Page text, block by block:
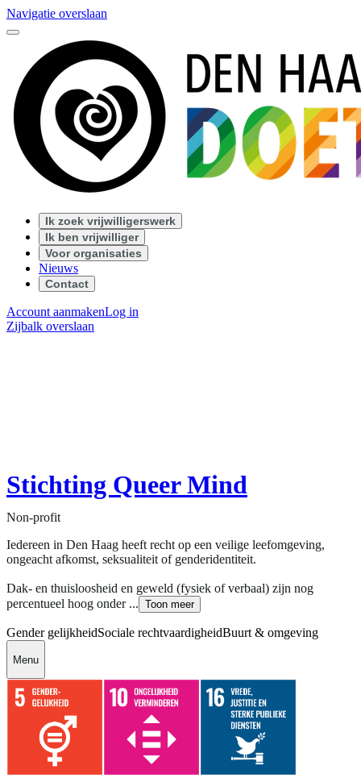
Navigatie overslaan
Ik zoek vrijwilligerswerk
Ik ben vrijwilliger
Voor organisaties
Nieuws
Contact
Account aanmakenLog in
Zijbalk overslaan
Stichting Queer Mind
Non-profit
Iedereen in Den Haag heeft recht op een veilige leefomgeving,
ongeacht afkomst, seksualiteit of genderidentiteit.
Dak- en thuisloosheid en geweld (fysiek of verbaal) zijn nog
percentueel hoog onder ... Toon meer
Gender gelijkheidSociale rechtvaardigheidBuurt & omgeving
Menu